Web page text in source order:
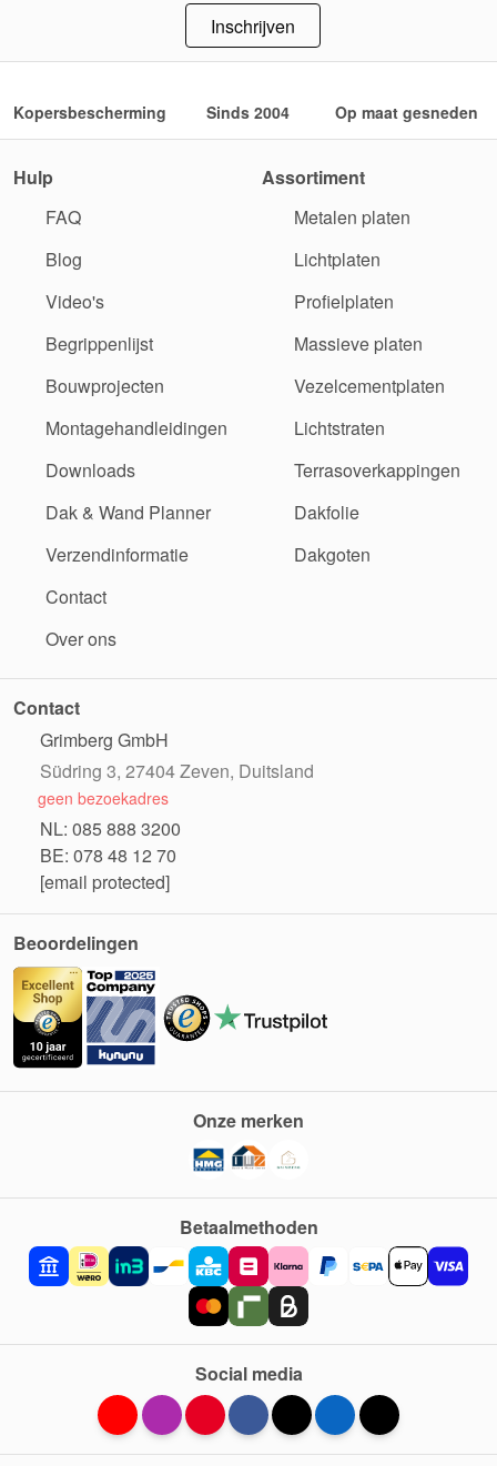
Inschrijven
Kopersbescherming Sinds 2004 Op maat gesneden
Hulp
FAQ
Blog
Video's
Begrippenlijst
Bouwprojecten
Montagehandleidingen
Downloads
Dak & Wand Planner
Verzendinformatie
Contact
Over ons
Assortiment
Metalen platen
Lichtplaten
Profielplaten
Massieve platen
Vezelcementplaten
Lichtstraten
Terrasoverkappingen
Dakfolie
Dakgoten
Contact
Grimberg GmbH
Südring 3, 27404 Zeven, Duitsland
geen bezoekadres
NL: 085 888 3200
BE: 078 48 12 70
[email protected]
Beoordelingen
Betaalmethoden
Onze merken
Social media